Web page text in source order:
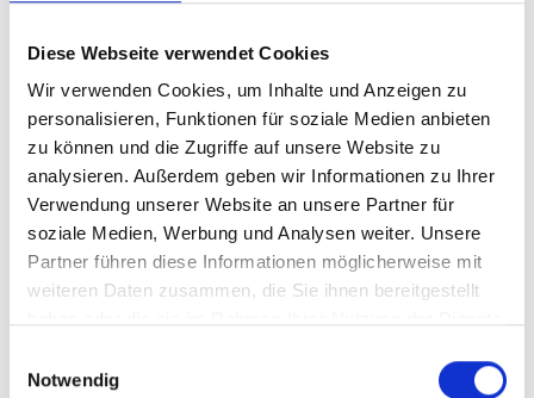
Diese Webseite verwendet Cookies
Wir verwenden Cookies, um Inhalte und Anzeigen zu
personalisieren, Funktionen für soziale Medien anbieten
zu können und die Zugriffe auf unsere Website zu
analysieren. Außerdem geben wir Informationen zu Ihrer
Verwendung unserer Website an unsere Partner für
soziale Medien, Werbung und Analysen weiter. Unsere
Partner führen diese Informationen möglicherweise mit
weiteren Daten zusammen, die Sie ihnen bereitgestellt
Notwendig
dazu, unser Angebot nutzerfreundlicher, effektiver und
sicherer zu machen. Cookies sind kleine Textdateien, die
auf Ihrem Rechner abgelegt werden und die Ihr Browser
speichert.
Die meisten der von uns verwendeten Cookies sind so
genannte "Session-Cookies". Sie werden nach Ende Ihres
Besuchs automatisch gelöscht. Andere Cookies bleiben
auf Ihrem Endgerät gespeichert bis Sie diese löschen.
Diese Cookies ermöglichen es uns, Ihren Browser beim